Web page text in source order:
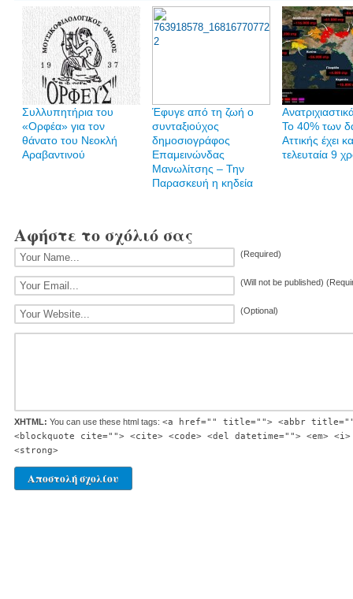
Συλλυπητήρια του
«Ορφέα» για τον
θάνατο του Νεοκλή
Αραβαντινού
Έφυγε από τη ζωή ο
συνταξιούχος
δημοσιογράφος
Επαμεινώνδας
Μανωλίτσης – Την
Παρασκευή η κηδεία
Το 40% των
Αττικής έχει
τελευταία 9
Αφήστε το σχόλιό σας
(Required)
(Will not be published)
(Optional)
XHTML: You can use these html tags: <a href="" title=""> <abbr
<blockquote cite=""> <cite> <code> <del datetime=""> <em>
<strong>